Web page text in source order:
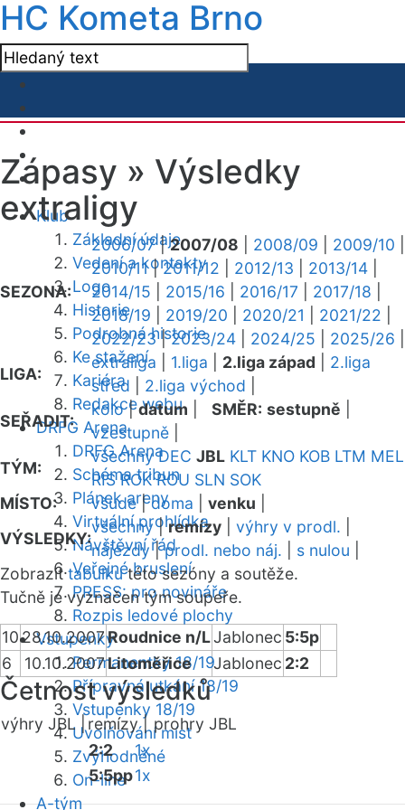
HC Kometa Brno
Klub
Základní údaje
Vedení a kontakty
Logo
Historie
Podrobná historie
Ke stažení
Kariéra
Redakce webu
DRFG Arena
DRFG Arena
Schéma tribun
Plánek areny
Virtuální prohlídka
Návštěvní řád
Veřejné bruslení
PRESS: pro novináře
Rozpis ledové plochy
Vstupenky
Permanentky 18/19
Přípravná utkání 18/19
Vstupenky 18/19
Uvolňování míst
Zvýhodněné
On-line
A-tým
Zápasy » Výsledky
extraligy
SEZONA:
2006/07|2007/08 2008/09 2009/10
2010/11|2011/12 2012/13 2013/14
2014/15
2015/16 2016/17 2017/18
2018/19
2019/20 2020/21 2021/22
2022/23|2023/24 2024/25 2025/26
LIGA:
extraliga 1.liga 2.liga západ
2.liga
střed
2.liga východ
SEŘADIT:
kolo|datum SMĚR: sestupně
vzestupně
TÝM:
všechny DEC JBL KLT KNO KOB LTM MEL
RIS ROK ROU SLN SOK
MÍSTO:
všude|doma venku
VÝSLEDKY:
všechny|remízy výhry v prodl.
nájezdy|prodl. nebo náj. s nulou
Zobrazittabulkutéto sezóny a soutěže.
Tučně je vyznačen tým soupeře.
1028.10.2007Roudnice n/LJablonec 5:5p
6
10.10.2007Litoměřice Jablonec 2:2
Četnost výsledků
výhry JBL | remízy | prohry JBL
2:2
1x
5:5pp1x